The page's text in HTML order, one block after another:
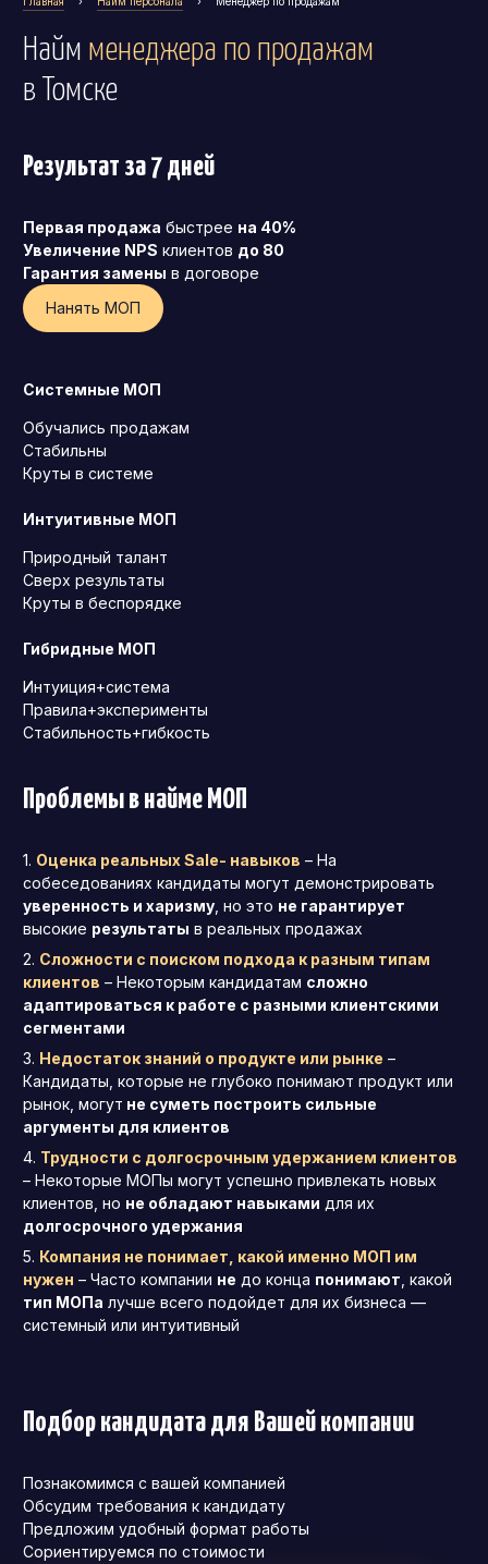
Генеральный директор (CEO)
Директор по маркетингу (CMO)
Операционный директор (COO)
Директор по персоналу (HR-директор)
Финансовый директор (CFO)
Технический директор (CTO)
Мировой HR
Найм менеджера по продажам
в Томске
Результат за 7 дней
Первая продажа быстрее на 40%
Увеличение NPS клиентов до 80
Гарантия замены в договоре
Нанять МОП
Системные МОП
Обучались продажам
Стабильны
Круты в системе
Интуитивные МОП
Природный талант
Сверх результаты
Круты в беспорядке
Гибридные МОП
Интуиция+система
Правила+эксперименты
Стабильность+гибкость
Проблемы в найме МОП
Оценка реальных Sale- навыков – На
собеседованиях кандидаты могут демонстрировать
уверенность и харизму , но это не гарантирует
высокие результаты в реальных продажах
Сложности с поиском подхода к разным типам
клиентов – Некоторым кандидатам сложно
адаптироваться к работе с разными клиентскими
сегментами
Недостаток знаний о продукте или рынке –
Кандидаты, которые не глубоко понимают продукт или
рынок, могут не суметь построить сильные
аргументы для клиентов
Трудности с долгосрочным удержанием клиентов
– Некоторые МОПы могут успешно привлекать новых
клиентов, но не обладают навыками для их
долгосрочного удержания
Компания не понимает, какой именно МОП им
нужен – Часто компании не до конца понимают , какой
тип МОПа лучше всего подойдет для их бизнеса —
системный или интуитивный
Подбор кандидата для Вашей компании
Познакомимся с вашей компанией
Обсудим требования к кандидату
Предложим удобный формат работы
Сориентируемся по стоимости